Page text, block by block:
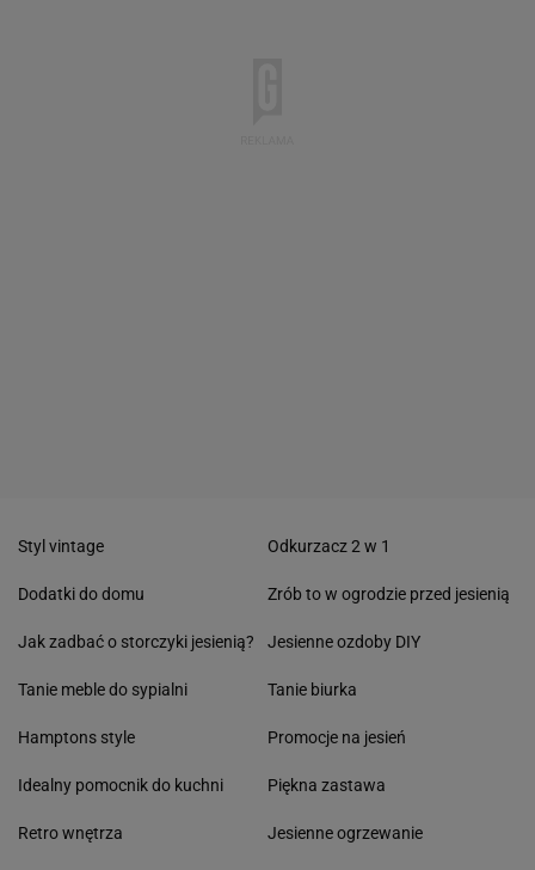
Styl vintage
Dodatki do domu
Jak zadbać o storczyki jesienią?
Tanie meble do sypialni
Hamptons style
Idealny pomocnik do kuchni
Retro wnętrza
Odkurzacz 2 w 1
Zrób to w ogrodzie przed jesienią
Jesienne ozdoby DIY
Tanie biurka
Promocje na jesień
Piękna zastawa
Jesienne ogrzewanie